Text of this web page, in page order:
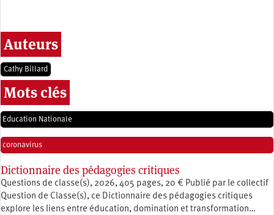
Auteurs
Cathy Billard
Mots clés
Education Nationale
coronavirus
Dictionnaire des pédagogies critiques
Questions de classe(s), 2026, 405 pages, 20 € Publié par le collectif
Question de Classe(s), ce Dictionnaire des pédagogies critiques
explore les liens entre éducation, ­domination et transformation…